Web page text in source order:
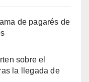
de pagarés de
sobre el
la llegada de